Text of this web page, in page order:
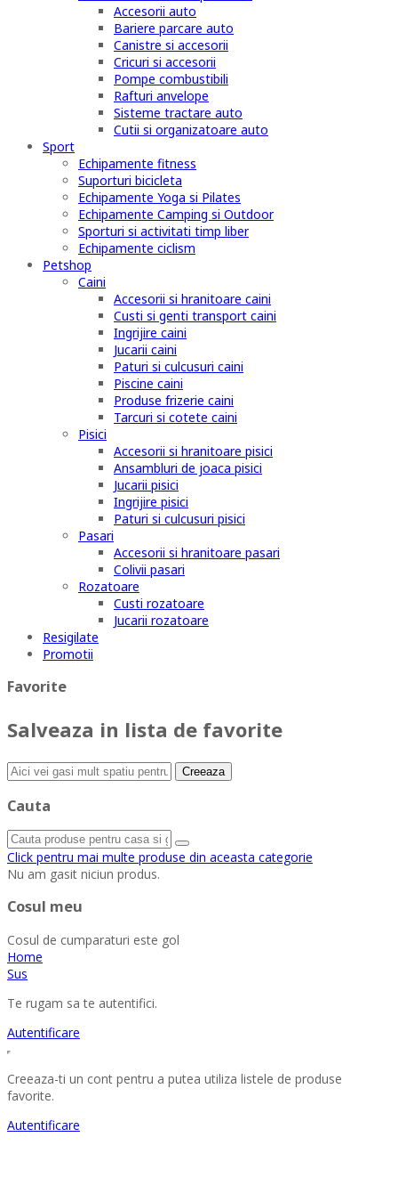
Accesorii auto
Bariere parcare auto
Canistre si accesorii
Cricuri si accesorii
Pompe combustibili
Rafturi anvelope
Sisteme tractare auto
Cutii si organizatoare auto
Sport
Echipamente fitness
Suporturi bicicleta
Echipamente Yoga si Pilates
Echipamente Camping si Outdoor
Sporturi si activitati timp liber
Echipamente ciclism
Petshop
Caini
Accesorii si hranitoare caini
Custi si genti transport caini
Ingrijire caini
Jucarii caini
Paturi si culcusuri caini
Piscine caini
Produse frizerie caini
Tarcuri si cotete caini
Pisici
Accesorii si hranitoare pisici
Ansambluri de joaca pisici
Jucarii pisici
Ingrijire pisici
Paturi si culcusuri pisici
Pasari
Accesorii si hranitoare pasari
Colivii pasari
Rozatoare
Custi rozatoare
Jucarii rozatoare
Resigilate
Promotii
Favorite
Salveaza in lista de favorite
Creeaza
Cauta
Click pentru mai multe produse din aceasta categorie
Nu am gasit niciun produs.
Cosul meu
Cosul de cumparaturi este gol
Home
Sus
Te rugam sa te autentifici.
Autentificare
Creeaza-ti un cont pentru a putea utiliza listele de produse
favorite.
Autentificare